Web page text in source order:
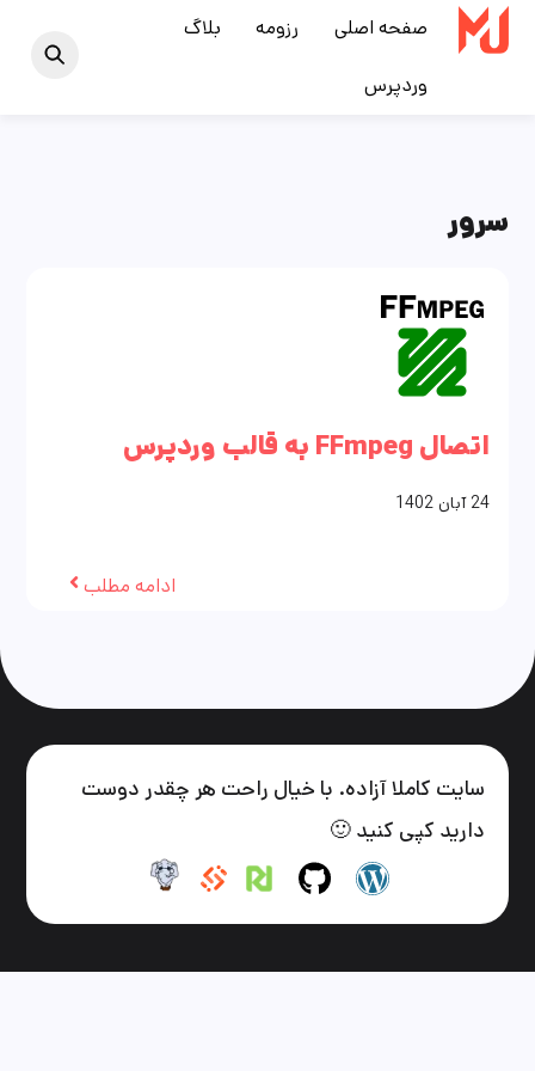
Skip
صفحه اصلی رزومه بلاگ
وردپرس
سرور
اتصال FFmpeg به قالب وردپرس
24 آبان 1402
ادامه مطلب
سایت کاملا آزاده. با خیال راحت هر چقدر دوست
دارید کپی کنید 🙂